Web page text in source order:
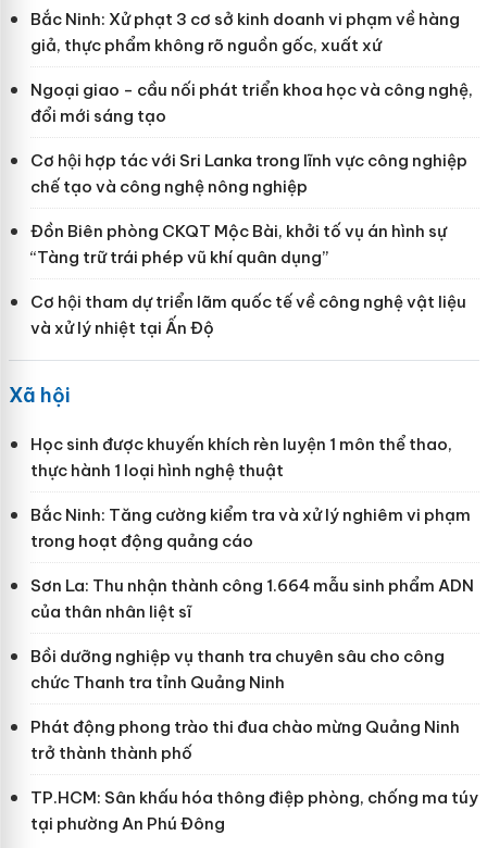
Bắc Ninh: Xử phạt 3 cơ sở kinh doanh vi phạm về hàng
giả, thực phẩm không rõ nguồn gốc, xuất xứ
Ngoại giao - cầu nối phát triển khoa học và công nghệ,
đổi mới sáng tạo
Cơ hội hợp tác với Sri Lanka trong lĩnh vực công nghiệp
chế tạo và công nghệ nông nghiệp
Đồn Biên phòng CKQT Mộc Bài, khởi tố vụ án hình sự
“Tàng trữ trái phép vũ khí quân dụng”
Cơ hội tham dự triển lãm quốc tế về công nghệ vật liệu
và xử lý nhiệt tại Ấn Độ
Xã hội
Học sinh được khuyến khích rèn luyện 1 môn thể thao,
thực hành 1 loại hình nghệ thuật
Bắc Ninh: Tăng cường kiểm tra và xử lý nghiêm vi phạm
trong hoạt động quảng cáo
Sơn La: Thu nhận thành công 1.664 mẫu sinh phẩm ADN
của thân nhân liệt sĩ
Bồi dưỡng nghiệp vụ thanh tra chuyên sâu cho công
chức Thanh tra tỉnh Quảng Ninh
Phát động phong trào thi đua chào mừng Quảng Ninh
trở thành thành phố
TP.HCM: Sân khấu hóa thông điệp phòng, chống ma túy
tại phường An Phú Đông